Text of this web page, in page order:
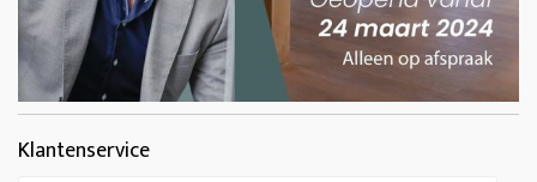
Klantenservice